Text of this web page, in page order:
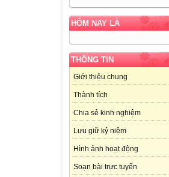
HÔM NAY LÀ
THÔNG TIN
Giới thiệu chung
Thành tích
Chia sẻ kinh nghiệm
Lưu giữ kỷ niệm
Hình ảnh hoạt động
Soạn bài trực tuyến